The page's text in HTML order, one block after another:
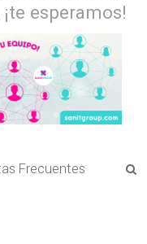
esperamos!
Frecuentes